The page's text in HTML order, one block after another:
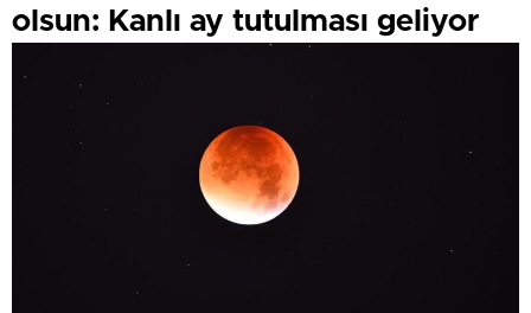
olsun: Kanlı ay tutulması geliyor